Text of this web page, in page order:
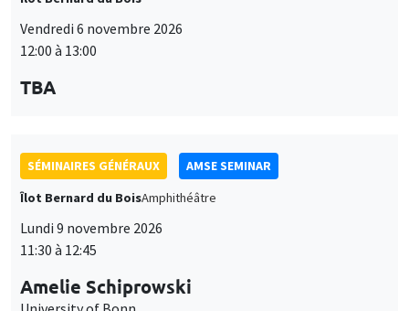
Vendredi 6 novembre 2026
12:00 à 13:00
TBA
SÉMINAIRES GÉNÉRAUX
AMSE SEMINAR
Îlot Bernard du Bois
Amphithéâtre
Lundi 9 novembre 2026
11:30 à 12:45
Amelie Schiprowski
University of Bonn
des
personnelles
et
des
cookies
Ce site utilise des cookies et des services tiers pour garantir son bon
contenus multimédias. Vous êtes libre d’accepter, de refuser ou de
politique de confidentialité.
Personnaliser